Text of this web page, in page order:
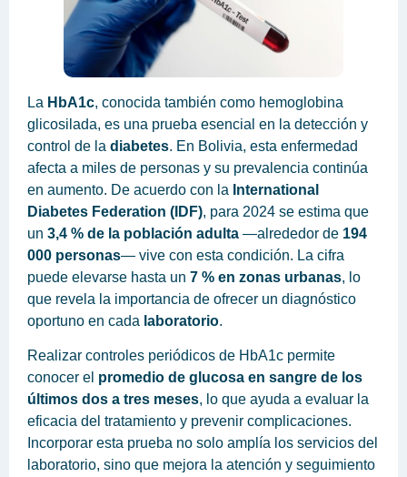
La HbA1c, conocida también como hemoglobina
glicosilada, es una prueba esencial en la detección y
control de la diabetes. En Bolivia, esta enfermedad
afecta a miles de personas y su prevalencia continúa
en aumento. De acuerdo con la International
Diabetes Federation (IDF), para 2024 se estima que
un 3,4 % de la población adulta —alrededor de 194
000 personas— vive con esta condición. La cifra
puede elevarse hasta un 7 % en zonas urbanas, lo
que revela la importancia de ofrecer un diagnóstico
oportuno en cada laboratorio.
Realizar controles periódicos de HbA1c permite
conocer el promedio de glucosa en sangre de los
últimos dos a tres meses, lo que ayuda a evaluar la
eficacia del tratamiento y prevenir complicaciones.
Incorporar esta prueba no solo amplía los servicios del
laboratorio, sino que mejora la atención y seguimiento